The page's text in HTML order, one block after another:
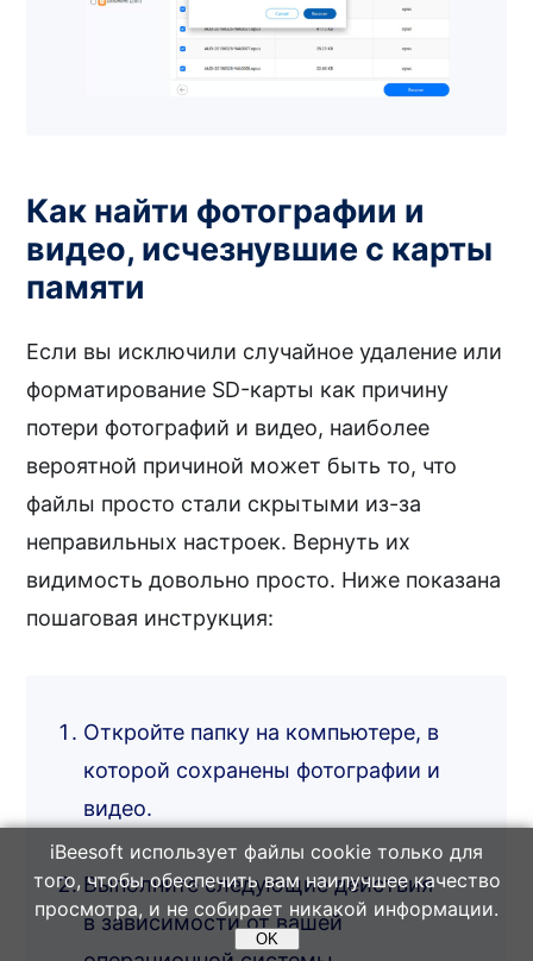
Как найти фотографии и
видео, исчезнувшие с карты
памяти
Если вы исключили случайное удаление или
форматирование SD-карты как причину
потери фотографий и видео, наиболее
вероятной причиной может быть то, что
файлы просто стали скрытыми из-за
неправильных настроек. Вернуть их
видимость довольно просто. Ниже показана
пошаговая инструкция:
Откройте папку на компьютере, в
которой сохранены фотографии и
видео.
Выполните следующие действия
в зависимости от вашей
iBeesoft использует файлы cookie только для
того, чтобы обеспечить вам наилучшее качество
просмотра, и не собирает никакой информации.
OK